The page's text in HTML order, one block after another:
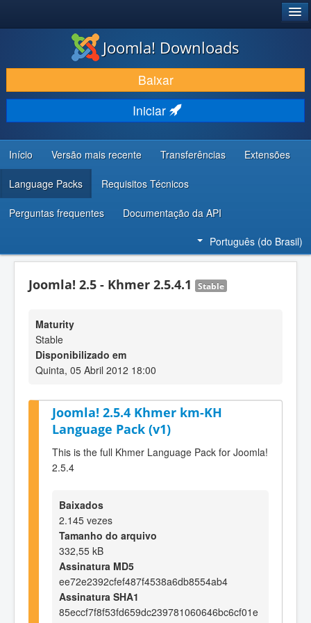
BAIXAR E APRIMORAR
DESCUBRA & APRENDA
COMUNIDADE & SUPORTE
RECURSOS PARA DESENVOLVEDORES
Joomla! Downloads
Baixar
Iniciar
Início Versão mais recente Transferências Extensões
Language Packs Requisitos Técnicos
Perguntas frequentes Documentação da API
Português (do Brasil)
Joomla! 2.5 - Khmer 2.5.4.1 Stable
Maturity
Stable
Disponibilizado em
Quinta, 05 Abril 2012 18:00
Joomla! 2.5.4 Khmer km-KH
Language Pack (v1)
This is the full Khmer Language Pack for Joomla!
2.5.4
Baixados
2.145 vezes
Tamanho do arquivo
332,55 kB
Assinatura MD5
ee72e2392cfef487f4538a6db8554ab4
Assinatura SHA1
85eccf7f8f53fd659dc239781060646bc6cf01e